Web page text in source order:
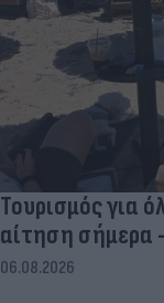
Τουρισμός για
αίτηση σήμερα
06.08.2026